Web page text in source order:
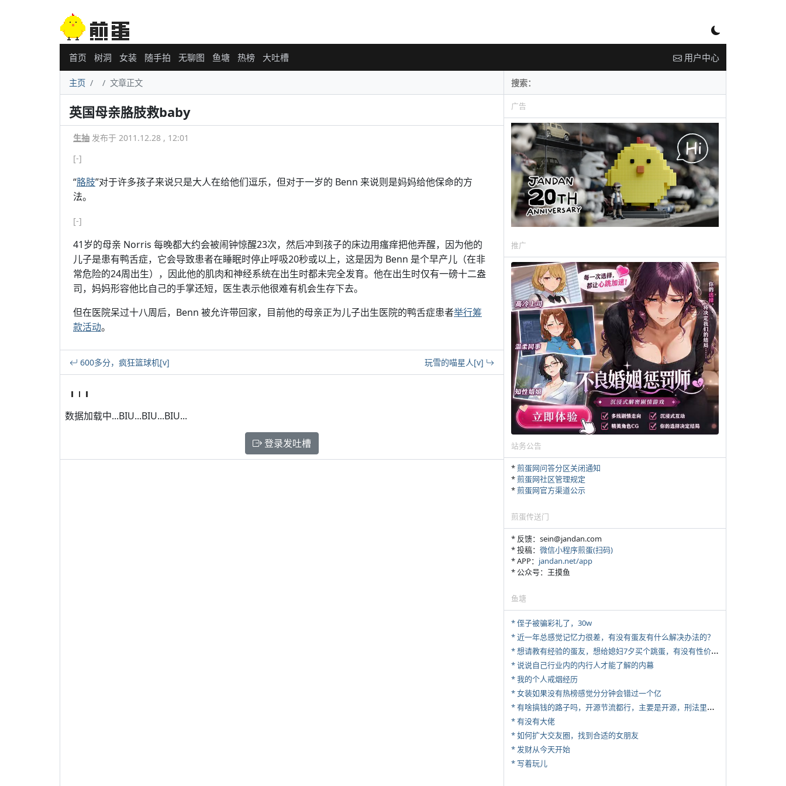
首页 树洞 女装 随手拍 无聊图 鱼塘 热榜 大吐槽 用户中心
主页 文章正文
英国母亲胳肢救baby
生抽 发布于 2011.12.28 , 12:01
[-]
“胳肢”对于许多孩子来说只是大人在给他们逗乐，但对于一岁的 Benn 来说则是妈妈给他保命的方
法。
[-]
41岁的母亲 Norris 每晚都大约会被闹钟惊醒23次，然后冲到孩子的床边用瘙痒把他弄醒，因为他的
儿子是患有鸭舌症，它会导致患者在睡眠时停止呼吸20秒或以上，这是因为 Benn 是个早产儿（在非
常危险的24周出生），因此他的肌肉和神经系统在出生时都未完全发育。他在出生时仅有一磅十二盎
司，妈妈形容他比自己的手掌还短，医生表示他很难有机会生存下去。
但在医院呆过十八周后，Benn 被允许带回家，目前他的母亲正为儿子出生医院的鸭舌症患者举行筹
款活动。
600多分，疯狂篮球机[v] 玩雪的喵星人[v]
数据加载中...BIU...BIU...BIU...
登录发吐槽
广告
推广
站务公告
*煎蛋网问答分区关闭通知
*煎蛋网社区管理规定
*煎蛋网官方渠道公示
煎蛋传送门
* 反馈：sein@jandan.com
* 投稿： 微信小程序煎蛋(扫码)
* APP： jandan.net/app
* 公众号：王摸鱼
鱼塘
* 侄子被骗彩礼了，30w
* 近一年总感觉记忆力很差，有没有蛋友有什么解决办法的？
*
想请教有经验的蛋友，想给媳妇7夕买个跳蛋，有没有性价比高的推荐
* 说说自己行业内的内行人才能了解的内幕
* 我的个人戒烟经历
* 女装如果没有热榜感觉分分钟会错过一个亿
*
有啥搞钱的路子吗，开源节流都行，主要是开源，刑法里的咱不做
* 有没有大佬
* 如何扩大交友圈，找到合适的女朋友
* 发财从今天开始
* 写着玩儿